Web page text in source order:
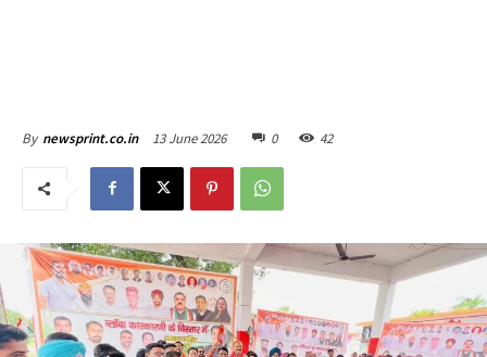
By newsprint.co.in 13 June 2026 0 42